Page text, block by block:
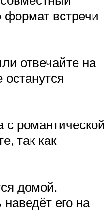
формат встречи
отвечайте на
с романтической
так как
домой.
его на